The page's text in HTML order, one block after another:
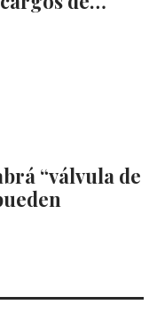
“válvula de